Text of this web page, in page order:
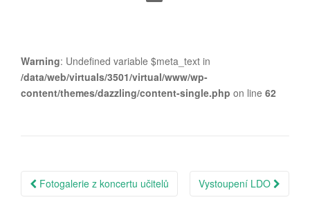
Warning: Undefined variable $meta_text in
/data/web/virtuals/3501/virtual/www/wp-
content/themes/dazzling/content-single.php on line 62
Post
Fotogalerie z koncertu učitelů Vystoupení LDO